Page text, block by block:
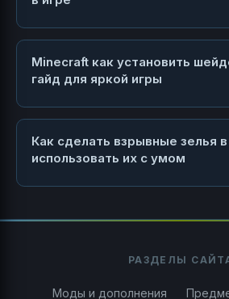
Minecraft как установить
гайд для яркой игры
Как сделать взрывные зелья
использовать их с умом
РАЗДЕЛЫ
Моды и дополнения